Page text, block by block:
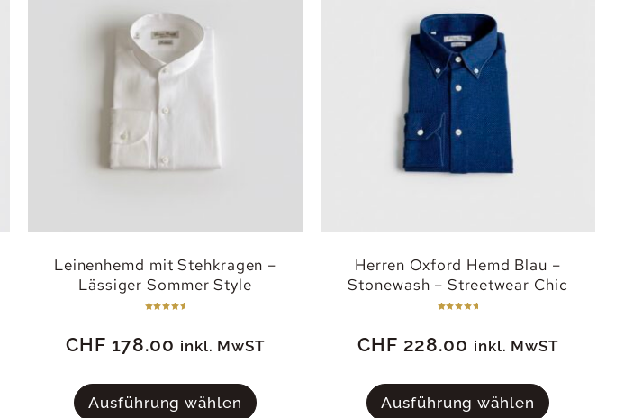
Leinenhemd mit Stehkragen –
Lässiger Sommer Style
CHF 178.00 inkl. MwST
Ausführung wählen
Herren Oxford Hemd Blau –
Stonewash – Streetwear Chic
CHF 228.00 inkl. MwST
Ausführung wählen